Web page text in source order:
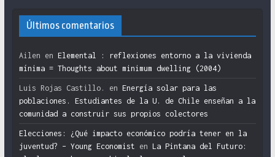
Últimos comentarios
Ailen en Elemental : reflexiones entorno a la vivienda
mínima = Thoughts about minimum dwelling (2004)
Luis Rojas Castillo. en Energía solar para las
poblaciones. Estudiantes de la U. de Chile enseñan a la
comunidad a construir sus propios colectores
Elecciones: ¿Qué impacto económico podría tener en la
juventud? – Young Economist en La Pintana del Futuro: